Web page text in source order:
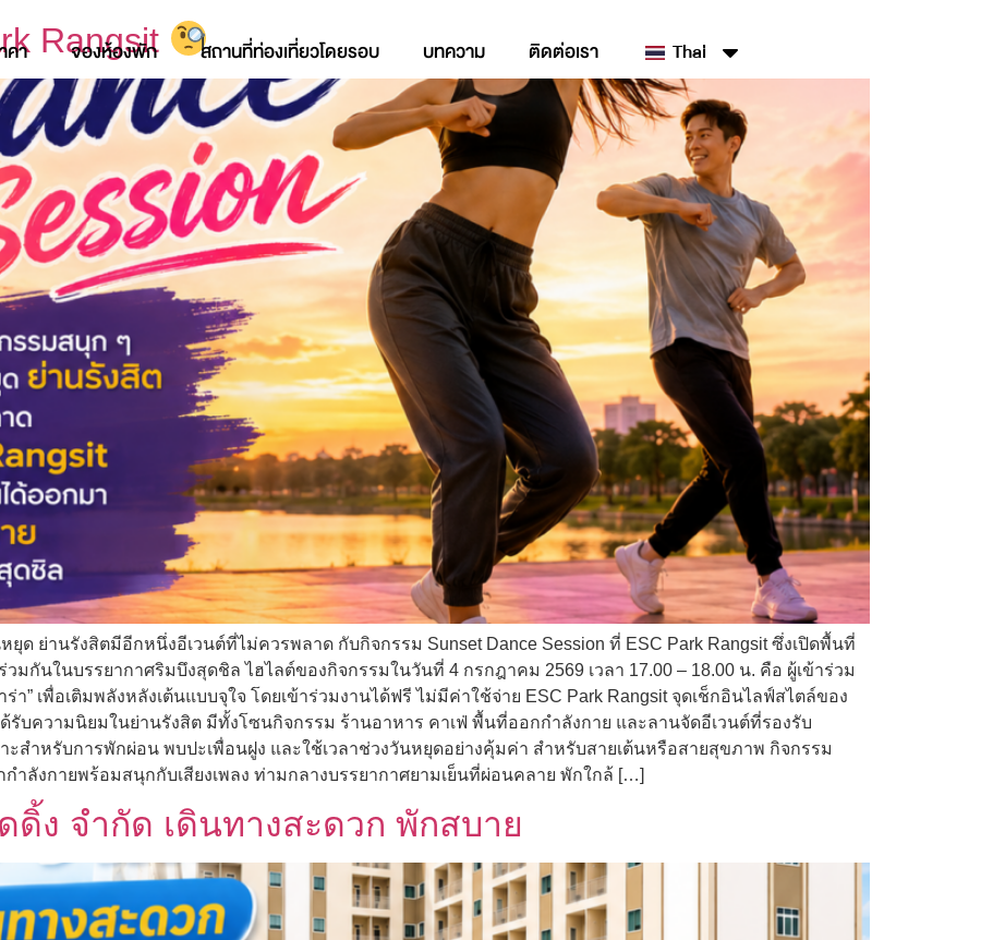
คา จองห้องพัก สถานที่ท่องเที่ยวโดยรอบ บทความ ติดต่อเรา Thai
Rangsit
ด ย่านรังสิตมีอีกหนึ่งอีเวนต์ที่ไม่ควรพลาด กับกิจกรรม Sunset Dance Session ที่ ESC Park Rangsit ซึ่งเปิดพื้นที่
มกันในบรรยากาศริมบึงสุดชิล ไฮไลต์ของกิจกรรมในวันที่ 4 กรกฎาคม 2569 เวลา 17.00 – 18.00 น. คือ ผู้เข้าร่วม
” เพื่อเติมพลังหลังเต้นแบบจุใจ โดยเข้าร่วมงานได้ฟรี ไม่มีค่าใช้จ่าย ESC Park Rangsit จุดเช็กอินไลฟ์สไตล์ของ
รับความนิยมในย่านรังสิต มีทั้งโซนกิจกรรม ร้านอาหาร คาเฟ่ พื้นที่ออกกำลังกาย และลานจัดอีเวนต์ที่รองรับ
สำหรับการพักผ่อน พบปะเพื่อนฝูง และใช้เวลาช่วงวันหยุดอย่างคุ้มค่า สำหรับสายเต้นหรือสายสุขภาพ กิจกรรม
กำลังกายพร้อมสนุกกับเสียงเพลง ท่ามกลางบรรยากาศยามเย็นที่ผ่อนคลาย พักใกล้ […]
ดิ้ง จำกัด เดินทางสะดวก พักสบาย